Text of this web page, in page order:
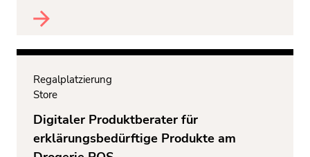
Regalplatzierung
Store
Digitaler Produktberater für
erklärungsbedürftige Produkte am